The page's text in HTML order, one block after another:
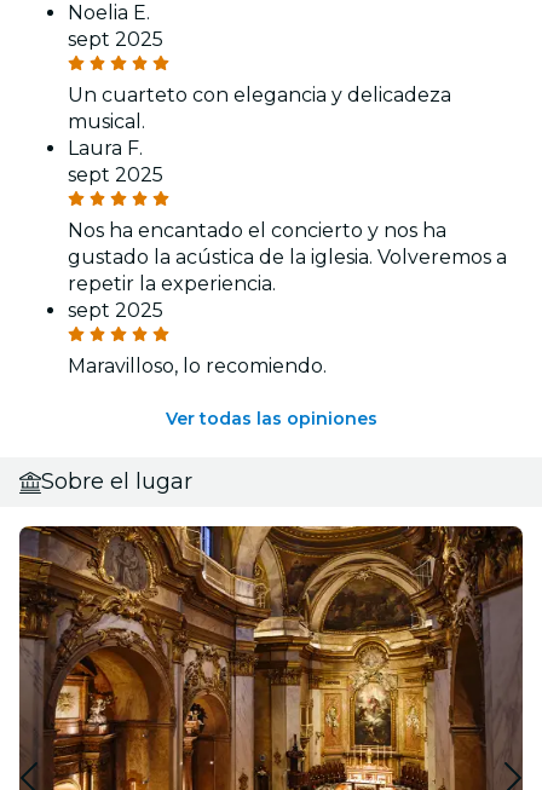
Noelia E.
sept 2025
Un cuarteto con elegancia y delicadeza
musical.
Laura F.
sept 2025
Nos ha encantado el concierto y nos ha
gustado la acústica de la iglesia. Volveremos a
repetir la experiencia.
sept 2025
Maravilloso, lo recomiendo.
Ver todas las opiniones
Sobre el lugar